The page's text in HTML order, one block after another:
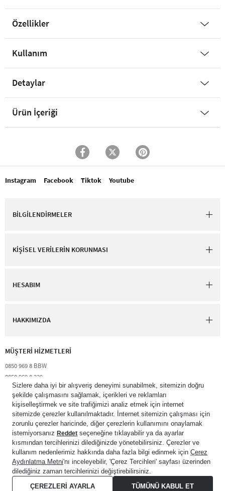
Özellikler
Kullanım
Detaylar
Ürün İçeriği
Instagram Facebook Tiktok Youtube
BİLGİLENDİRMELER
KİŞİSEL VERİLERİN KORUNMASI
HESABIM
HAKKIMIZDA
MÜŞTERİ HİZMETLERİ​
0850 969 8 BBW​
0850 969 8 229​​
destek@bathandbodyworks.com.tr
Resmi tatiller hariç hafta içi 09:00 – 18:00 saatleri arası​
© 2026 Bath & Body Works Direct Inc. Shaya Mağazacılık A.Ş. Franchise
lisansı aracılığıyla işletilen ticari markasıdır. Her hakkı saklıdır.
© Bath & Body Works.All Rights Reserved.